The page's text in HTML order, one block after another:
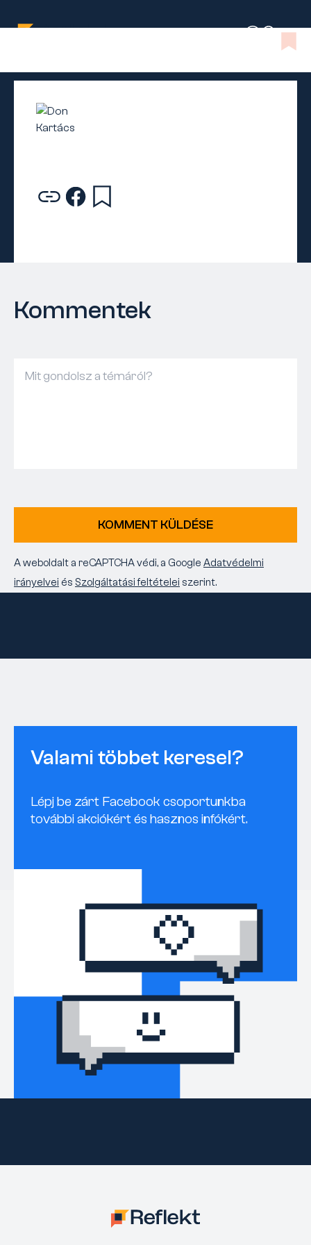
Kommentek
KOMMENT KÜLDÉSE
A weboldalt a reCAPTCHA védi, a Google Adatvédelmi
irányelvei és Szolgáltatási feltételei szerint.
Valami többet keresel?
Lépj be zárt Facebook csoportunkba
további akciókért és hasznos infókért.